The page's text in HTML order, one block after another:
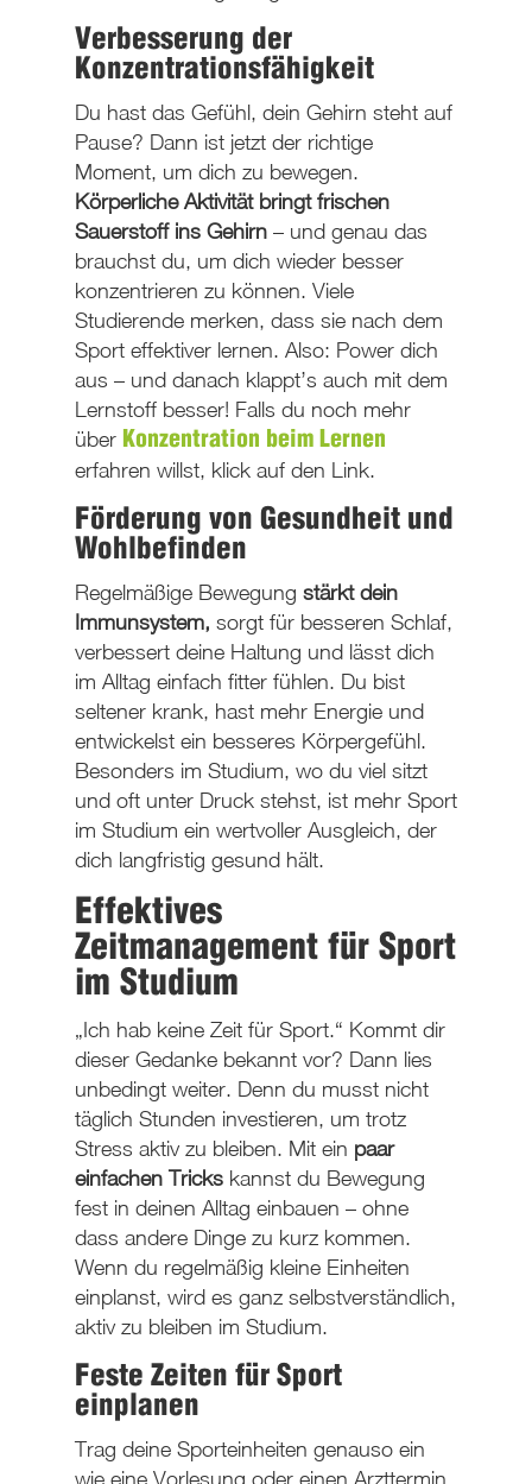
Verbesserung der
Konzentrationsfähigkeit
Du hast das Gefühl, dein Gehirn steht auf
Pause? Dann ist jetzt der richtige
Moment, um dich zu bewegen.
Körperliche Aktivität bringt frischen
Sauerstoff ins Gehirn– und genau das
brauchst du, um dich wieder besser
konzentrieren zu können. Viele
Studierende merken, dass sie nach dem
Sport effektiver lernen. Also: Power dich
aus – und danach klappt’s auch mit dem
Lernstoff besser! Falls du noch mehr
über Konzentration beim Lernen
erfahren willst, klick auf den Link.
Förderung von Gesundheit und
Wohlbefinden
Regelmäßige Bewegung stärkt dein
Immunsystem, sorgt für besseren Schlaf,
verbessert deine Haltung und lässt dich
im Alltag einfach fitter fühlen. Du bist
seltener krank, hast mehr Energie und
entwickelst ein besseres Körpergefühl.
Besonders im Studium, wo du viel sitzt
und oft unter Druck stehst, ist mehr Sport
im Studium ein wertvoller Ausgleich, der
dich langfristig gesund hält.
Effektives
Zeitmanagement für Sport
im Studium
„Ich hab keine Zeit für Sport.“ Kommt dir
dieser Gedanke bekannt vor? Dann lies
unbedingt weiter. Denn du musst nicht
täglich Stunden investieren, um trotz
Stress aktiv zu bleiben. Mit ein paar
einfachen Trickskannst du Bewegung
fest in deinen Alltag einbauen – ohne
dass andere Dinge zu kurz kommen.
Wenn du regelmäßig kleine Einheiten
einplanst, wird es ganz selbstverständlich,
aktiv zu bleiben im Studium.
Feste Zeiten für Sport
einplanen
Trag deine Sporteinheiten genauso ein
wie eine Vorlesung oder einen Arzttermin.